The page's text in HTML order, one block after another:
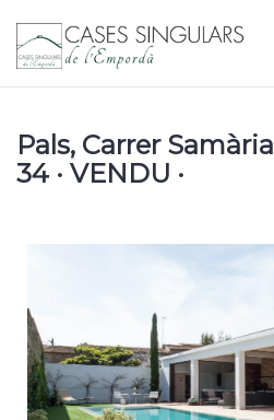
Pals, Carrer Samària
34 · VENDU ·